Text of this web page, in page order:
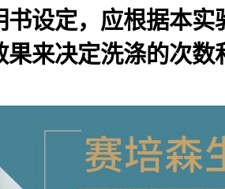
书设定，应根据本
果来决定洗涤的次